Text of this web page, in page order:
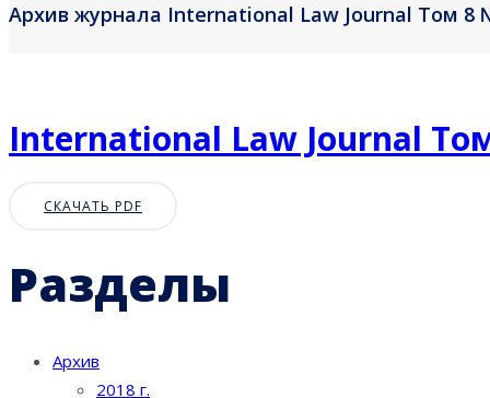
Архив журнала International Law Journal Том 8
International Law Journal
СКАЧАТЬ PDF
Разделы
Архив
2018 г.